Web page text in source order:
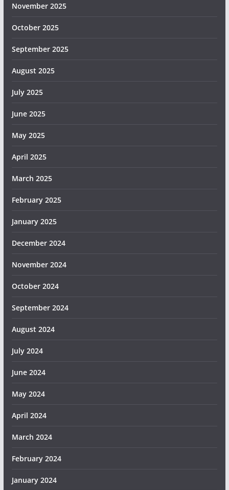
November 2025
October 2025
September 2025
August 2025
July 2025
June 2025
May 2025
April 2025
March 2025
February 2025
January 2025
December 2024
November 2024
October 2024
September 2024
August 2024
July 2024
June 2024
May 2024
April 2024
March 2024
February 2024
January 2024